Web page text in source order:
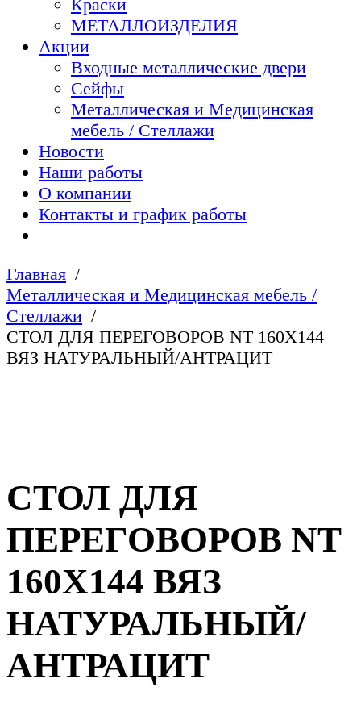
Краски
МЕТАЛЛОИЗДЕЛИЯ
Акции
Входные металлические двери
Сейфы
Металлическая и Медицинская
мебель / Стеллажи
Новости
Наши работы
О компании
Контакты и график работы
Главная
Металлическая и Медицинская мебель /
Стеллажи
СТОЛ ДЛЯ ПЕРЕГОВОРОВ NT 160Х144
ВЯЗ НАТУРАЛЬНЫЙ/АНТРАЦИТ
СТОЛ ДЛЯ
ПЕРЕГОВОРОВ NT
160Х144 ВЯЗ
НАТУРАЛЬНЫЙ/
АНТРАЦИТ